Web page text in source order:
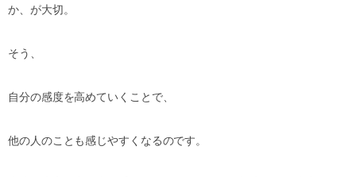
か、が大切。
そう、
自分の感度を高めていくことで、
他の人のことも感じやすくなるのです。